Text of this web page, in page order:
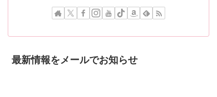
最新情報をメールでお知らせ